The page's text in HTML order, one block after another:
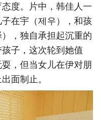
度。片中，韩佳人一
在宇（제우），和孩
，独自承担起沉重的
子，这次轮到她值
，但当女儿在伊对朋
面制止。